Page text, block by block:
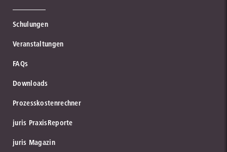
Schulungen
Veranstaltungen
FAQs
Downloads
Prozesskostenrechner
juris PraxisReporte
juris Magazin